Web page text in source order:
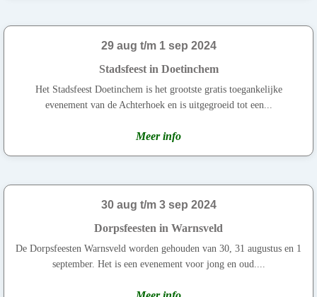
29 aug t/m 1 sep 2024
Stadsfeest in Doetinchem
Het Stadsfeest Doetinchem is het grootste gratis toegankelijke
evenement van de Achterhoek en is uitgegroeid tot een...
Meer info
30 aug t/m 3 sep 2024
Dorpsfeesten in Warnsveld
De Dorpsfeesten Warnsveld worden gehouden van 30, 31 augustus en 1
september. Het is een evenement voor jong en oud....